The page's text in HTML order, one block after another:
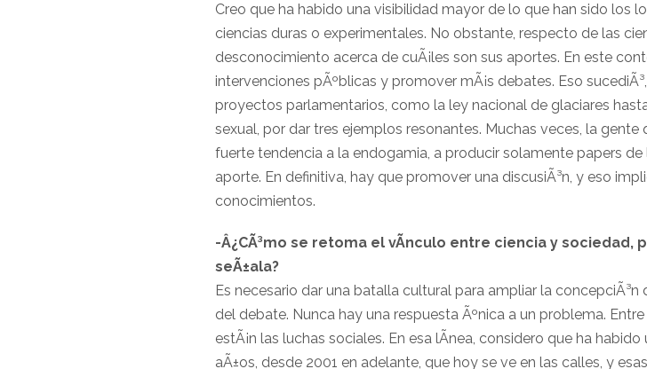
Creo que ha habido una visibilidad mayor de lo que han sido los
ciencias duras o experimentales. No obstante, respecto de las
desconocimiento acerca de cuÃ¡les son sus aportes. En este
intervenciones pÃºblicas y promover mÃ¡s debates. Eso
proyectos parlamentarios, como la ley nacional de glaciares
sexual, por dar tres ejemplos resonantes. Muchas veces, la
fuerte tendencia a la endogamia, a producir solamente papers
aporte. En definitiva, hay que promover una discusiÃ³n, y eso
conocimientos.
-Â¿CÃ³mo se retoma el vÃ­nculo entre ciencia y sociedad,
seÃ±ala?
Es necesario dar una batalla cultural para ampliar la
del debate. Nunca hay una respuesta Ãºnica a un problema.
estÃ¡n las luchas sociales. En esa lÃ­nea, considero que ha
aÃ±os, desde 2001 en adelante, que hoy se ve en las calles, y